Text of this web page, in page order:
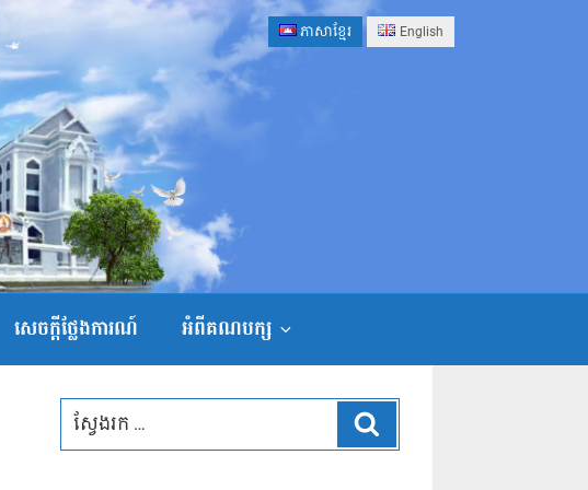
ភាសាខ្មែរ English
សេចក្ដីថ្លែងការណ៍ អំពីគណបក្ស